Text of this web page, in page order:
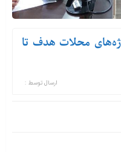
محلات هدف تا
ارسال توسط :